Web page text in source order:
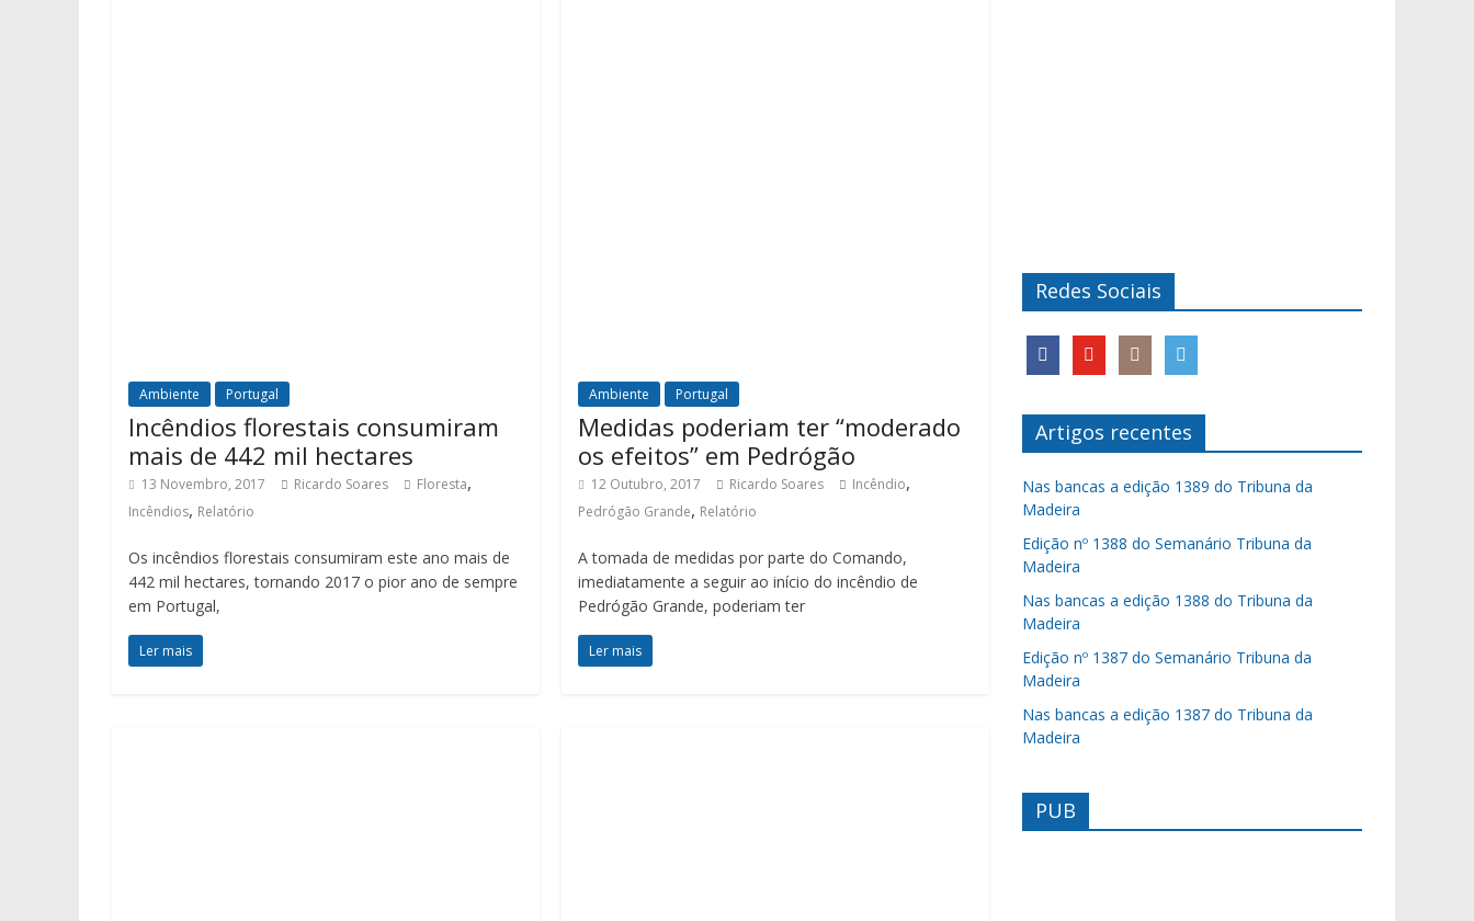
Ambiente Portugal
Incêndios florestais consumiram
mais de 442 mil hectares
13 Novembro, 2017 Ricardo Soares Floresta,
Incêndios, Relatório
Os incêndios florestais consumiram este ano mais de
442 mil hectares, tornando 2017 o pior ano de sempre
em Portugal,
Ler mais
Ambiente Portugal
Medidas poderiam ter “moderado
os efeitos” em Pedrógão
12 Outubro, 2017 Ricardo Soares Incêndio,
Pedrógão Grande, Relatório
A tomada de medidas por parte do Comando,
imediatamente a seguir ao início do incêndio de
Pedrógão Grande, poderiam ter
Ler mais
Redes Sociais
Artigos recentes
Nas bancas a edição 1389 do Tribuna da
Madeira
Edição nº 1388 do Semanário Tribuna da
Madeira
Nas bancas a edição 1388 do Tribuna da
Madeira
Edição nº 1387 do Semanário Tribuna da
Madeira
Nas bancas a edição 1387 do Tribuna da
Madeira
PUB